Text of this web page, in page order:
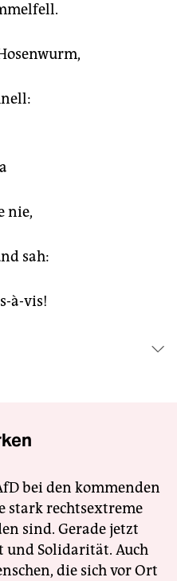
nie,
sah:
à-vis!
bei den kommenden
stark rechtsextreme
sind. Gerade jetzt
und Solidarität. Auch
die sich vor Ort